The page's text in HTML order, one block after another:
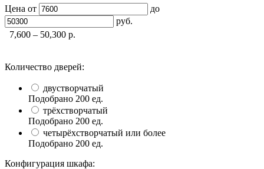
Цена от
до
руб.
7,600 – 50,300 р.
Количество дверей:
двустворчатый
Подобрано 200 ед.
трёхстворчатый
Подобрано 200 ед.
четырёхстворчатый или более
Подобрано 200 ед.
Конфигурация шкафа: